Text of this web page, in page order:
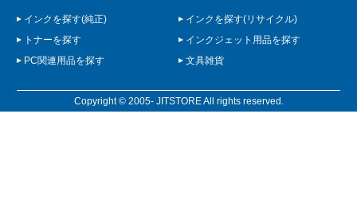
インクを探す(純正)
インクを探す(リサイクル)
トナーを探す
インクジェット用品を探す
PC関連用品を探す
文具雑貨
Copyright © 2005- JITSTORE All rights reserved.